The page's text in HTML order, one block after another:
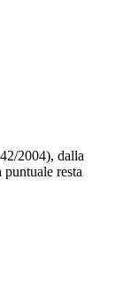
2004), dalla
resta